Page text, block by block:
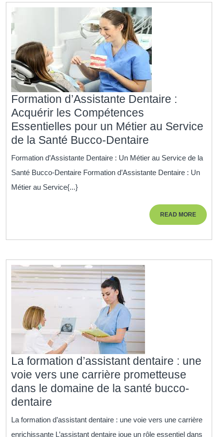
Formation d’Assistante Dentaire :
Acquérir les Compétences
Essentielles pour un Métier au Service
de la Santé Bucco-Dentaire
d’Assistante
Dentaire
les
Compétences
un
Bucco-
Dentaire
Formation d’Assistante Dentaire : Un Métier au Service de la
Santé Bucco-Dentaire Formation d’Assistante Dentaire : Un
Métier au Service{...}
READ MOREREAD
MORE
La formation d’assistant dentaire : une
voie vers une carrière prometteuse
dans le domaine de la santé bucco-
dentaire
formation
d’assistant
La formation d’assistant dentaire : une voie vers une carrière
enrichissante L’assistant dentaire joue un rôle essentiel dans